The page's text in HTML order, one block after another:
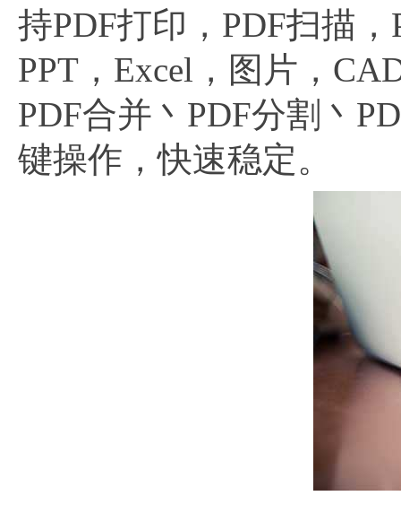
持PDF打印，PDF扫描
PPT，Excel，图片，
PDF合并丶PDF分割丶
键操作，快速稳定。